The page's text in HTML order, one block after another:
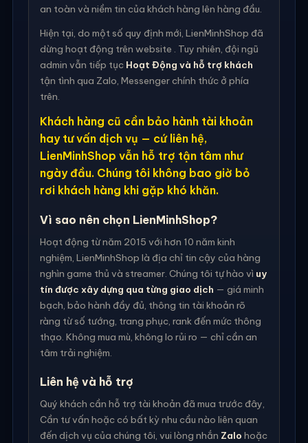
an toàn và niềm tin của khách hàng lên hàng đầu.
Hiện tại, do một số quy định mới, LienMinhShop đã
dừng hoạt động trên website . Tuy nhiên, đội ngũ
admin vẫn tiếp tục Hoạt Động và hỗ trợ khách
tận tình qua Zalo, Messenger chính thức ở phía
trên.
Khách hàng cũ cần bảo hành tài khoản
hay tư vấn dịch vụ — cứ liên hệ,
LienMinhShop vẫn hỗ trợ tận tâm như
ngày đầu. Chúng tôi không bao giờ bỏ
rơi khách hàng khi gặp khó khăn.
Vì sao nên chọn LienMinhShop?
Hoạt động từ năm 2015 với hơn 10 năm kinh
nghiệm, LienMinhShop là địa chỉ tin cậy của hàng
nghìn game thủ và streamer. Chúng tôi tự hào vì uy
tín được xây dựng qua từng giao dịch — giá minh
bạch, bảo hành đầy đủ, thông tin tài khoản rõ
ràng từ số tướng, trang phục, rank đến mức thông
thạo. Không mua mù, không lo rủi ro — chỉ cần an
tâm trải nghiệm.
Liên hệ và hỗ trợ
Quý khách cần hỗ trợ tài khoản đã mua trước đây,
Cần tư vấn hoặc có bất kỳ nhu cầu nào liên quan
đến dịch vụ của chúng tôi, vui lòng nhắn Zalo hoặc